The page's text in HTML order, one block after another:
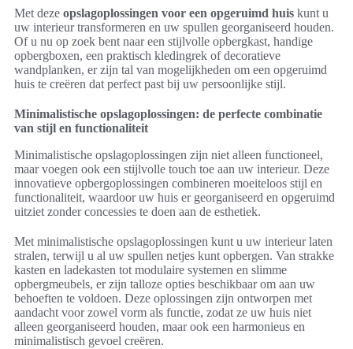
Met deze opslagoplossingen voor een opgeruimd huis kunt u
uw interieur transformeren en uw spullen georganiseerd houden.
Of u nu op zoek bent naar een stijlvolle opbergkast, handige
opbergboxen, een praktisch kledingrek of decoratieve
wandplanken, er zijn tal van mogelijkheden om een opgeruimd
huis te creëren dat perfect past bij uw persoonlijke stijl.
Minimalistische opslagoplossingen: de perfecte combinatie
van stijl en functionaliteit
Minimalistische opslagoplossingen zijn niet alleen functioneel,
maar voegen ook een stijlvolle touch toe aan uw interieur. Deze
innovatieve opbergoplossingen combineren moeiteloos stijl en
functionaliteit, waardoor uw huis er georganiseerd en opgeruimd
uitziet zonder concessies te doen aan de esthetiek.
Met minimalistische opslagoplossingen kunt u uw interieur laten
stralen, terwijl u al uw spullen netjes kunt opbergen. Van strakke
kasten en ladekasten tot modulaire systemen en slimme
opbergmeubels, er zijn talloze opties beschikbaar om aan uw
behoeften te voldoen. Deze oplossingen zijn ontworpen met
aandacht voor zowel vorm als functie, zodat ze uw huis niet
alleen georganiseerd houden, maar ook een harmonieus en
minimalistisch gevoel creëren.